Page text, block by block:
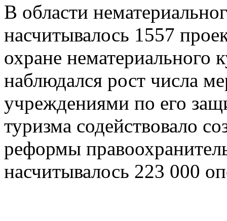
В области
насчитывалось 1557
охране нематериального
наблюдался рост числа
учреждениями по его
туризма содействовало
реформы
насчитывалось 223 000